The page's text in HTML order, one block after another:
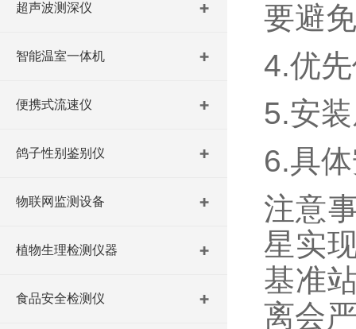
超声波测深仪
智能温室一体机
便携式流速仪
鸽子性别鉴别仪
物联网监测设备
植物生理检测仪器
食品安全检测仪
要避
4.优
5.安
6.具
注意
星实
基准
离会